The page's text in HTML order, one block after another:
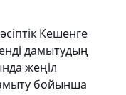
Кешенге
дамытудың
жеңіл
бойынша